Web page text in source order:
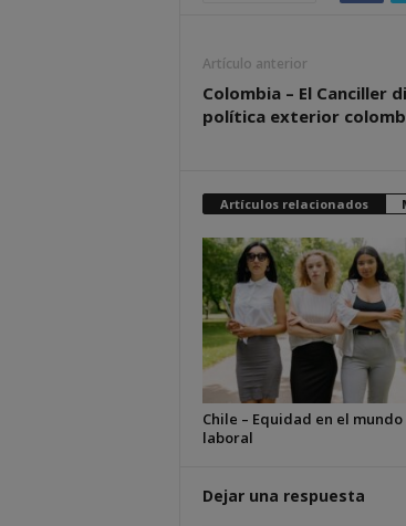
Artículo anterior
Colombia – El Canciller
política exterior
Artículos relacionados
Chile – Equidad en el mundo
laboral
Dejar una respuesta